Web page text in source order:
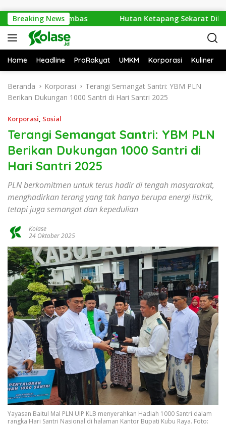
Breaking News
di Sambas Hutan Ketapang Sekarat Dikepung
Home Headline ProRakyat UMKM Korporasi Kuliner
Beranda Korporasi
Terangi Semangat Santri: YBM PLN
Berikan Dukungan 1000 Santri di Hari Santri 2025
Korporasi, Sosial
Terangi Semangat Santri: YBM PLN
Berikan Dukungan 1000 Santri di
Hari Santri 2025
PLN berkomitmen untuk terus hadir di tengah masyarakat,
menghadirkan terang yang tak hanya berupa energi listrik,
tetapi juga semangat dan kepedulian
Kolase
24 Oktober 2025
Yayasan Baitul Mal PLN UIP KLB menyerahkan Hadiah 1000 Santri dalam
rangka Hari Santri Nasional di halaman Kantor Bupati Kubu Raya. Foto: